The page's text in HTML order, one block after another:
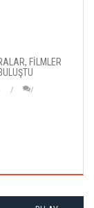
FİLMLER